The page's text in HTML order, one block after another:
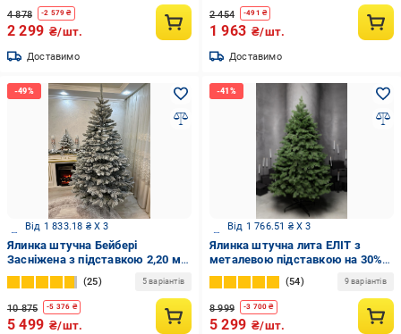
4 878 -2 579 ₴
2 299 ₴/шт.
Доставимо
2 454 -491 ₴
1 963 ₴/шт.
Доставимо
Від 1 833.18 ₴ X 3
Ялинка штучна Бейбері
Засніжена з підставкою 2,20 м
(12770409)
25 5 варіантів
10 875 -5 376 ₴
5 499 ₴/шт.
Від 1 766.51 ₴ X 3
Ялинка штучна лита ЕЛІТ з
металевою підставкою на 30%
пишніша 1,82 м Зелений
(27986123)
54 9 варіантів
8 999 -3 700 ₴
5 299 ₴/шт.